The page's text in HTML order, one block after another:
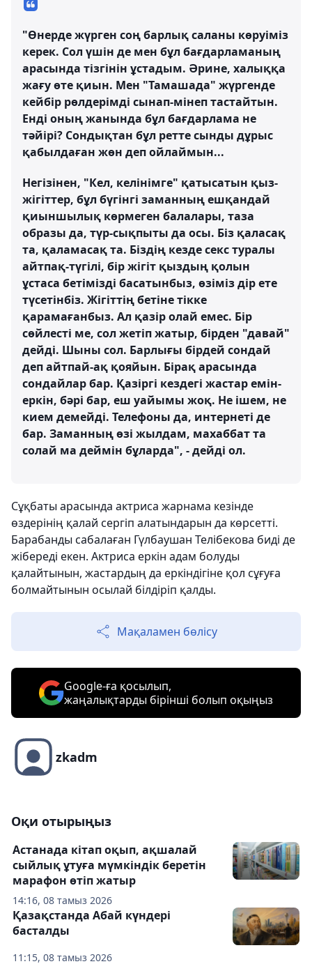
"Өнерде жүрген соң барлық саланы көруіміз
керек. Сол үшін де мен бұл бағдарламаның
арасында тізгінін ұстадым. Әрине, халыққа
жағу өте қиын. Мен "Тамашада" жүргенде
кейбір рөлдерімді сынап-мінеп тастайтын.
Енді оның жанында бұл бағдарлама не
тәйірі? Сондықтан бұл ретте сынды дұрыс
қабылдаған жөн деп ойлаймын...
Негізінен, "Кел, келінімге" қатысатын қыз-
жігіттер, бұл бүгінгі заманның ешқандай
қиыншылық көрмеген балалары, таза
образы да, түр-сықпыты да осы. Біз қаласақ
та, қаламасақ та. Біздің кезде секс туралы
айтпақ-түгілі, бір жігіт қыздың қолын
ұстаса бетімізді басатынбыз, өзіміз дір ете
түсетінбіз. Жігіттің бетіне тікке
қарамағанбыз. Ал қазір олай емес. Бір
сөйлесті ме, сол жетіп жатыр, бірден "давай"
дейді. Шыны сол. Барлығы бірдей сондай
деп айтпай-ақ қояйын. Бірақ арасында
сондайлар бар. Қазіргі кездегі жастар емін-
еркін, бәрі бар, еш уайымы жоқ. Не ішем, не
кием демейді. Телефоны да, интернеті де
бар. Заманның өзі жылдам, махаббат та
солай ма деймін бұларда", - дейді ол.
Сұқбаты арасында актриса жарнама кезінде
өздерінің қалай сергіп алатындарын да көрсетті.
Барабанды сабалаған Гүлбаушан Телібекова биді де
жібереді екен. Актриса еркін адам болуды
қалайтынын, жастардың да еркіндігіне қол сұғуға
болмайтынын осылай білдіріп қалды.
Мақаламен бөлісу
Google-ға қосылып,
жаңалықтарды бірінші болып оқыңыз
zkadm
Оқи отырыңыз
14:16, 08 тамыз 2026
Астанада кітап оқып, ақшалай
сыйлық ұтуға мүмкіндік беретін
марафон өтіп жатыр
11:15, 08 тамыз 2026
Қазақстанда Абай күндері
басталды